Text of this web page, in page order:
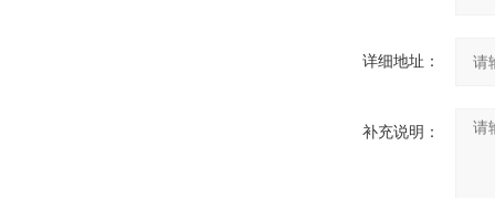
详细地址：
补充说明：